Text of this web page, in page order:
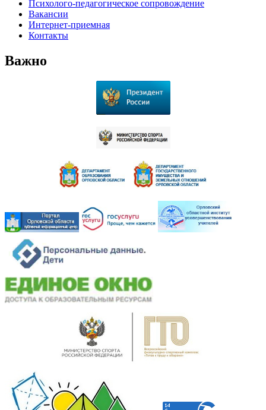
Психолого-педагогическое сопровождение
Вакансии
Интернет-приемная
Контакты
Важно